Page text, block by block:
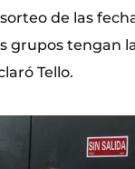
de las
grupos tengan
Tello.